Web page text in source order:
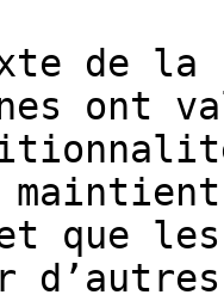
de la
ont
que